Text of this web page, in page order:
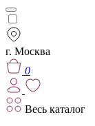
г. Москва
0
Весь каталог